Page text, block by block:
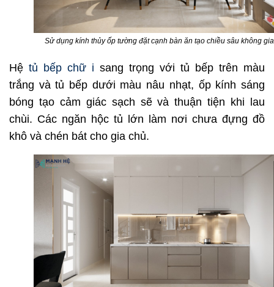
Sử dụng kính thủy ốp tường đặt cạnh bàn ăn tạo chiều sâu không
Hệ tủ bếp chữ i sang trọng với tủ bếp trên màu
trắng và tủ bếp dưới màu nâu nhạt, ốp kính sáng
bóng tạo cảm giác sạch sẽ và thuận tiện khi lau
chùi. Các ngăn hộc tủ lớn làm nơi chưa đựng đồ
khô và chén bát cho gia chủ.